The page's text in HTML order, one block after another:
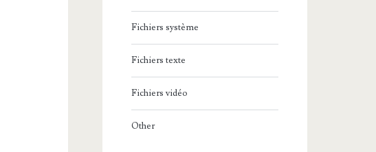
Fichiers système
Fichiers texte
Fichiers vidéo
Other